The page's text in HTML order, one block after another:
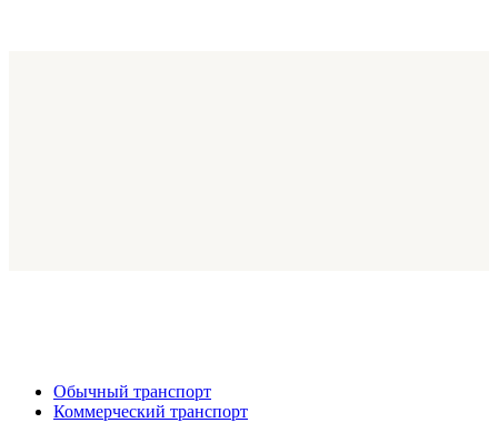
Обычный транспорт
Коммерческий транспорт